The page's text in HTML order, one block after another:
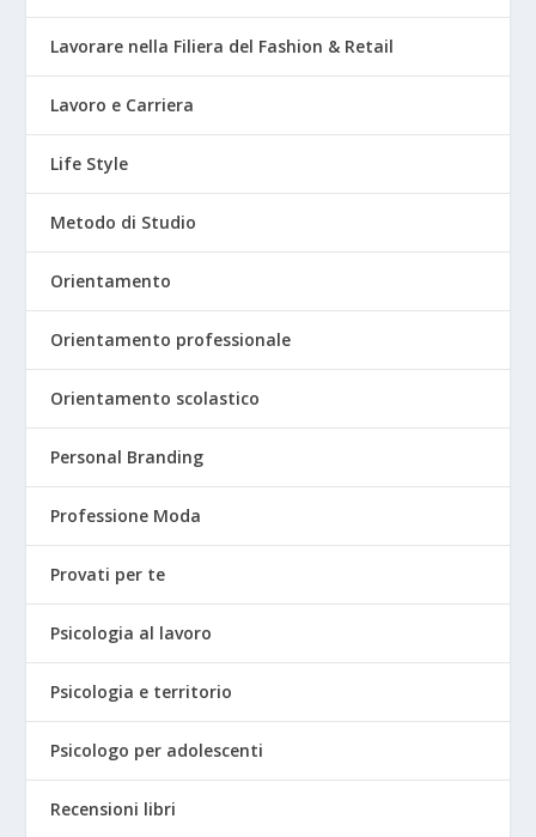
Lavorare nella Filiera del Fashion & Retail
Lavoro e Carriera
Life Style
Metodo di Studio
Orientamento
Orientamento professionale
Orientamento scolastico
Personal Branding
Professione Moda
Provati per te
Psicologia al lavoro
Psicologia e territorio
Psicologo per adolescenti
Recensioni libri